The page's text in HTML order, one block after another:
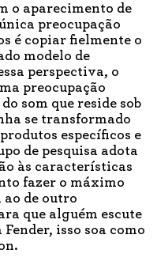
o aparecimento de
preocupação
é copiar fielmente o
modelo de
perspectiva, o
preocupação
som que reside sob
se transformado
específicos e
de pesquisa adota
às características
fazer o máximo
ao de outro
que alguém escute
Fender, isso soa como